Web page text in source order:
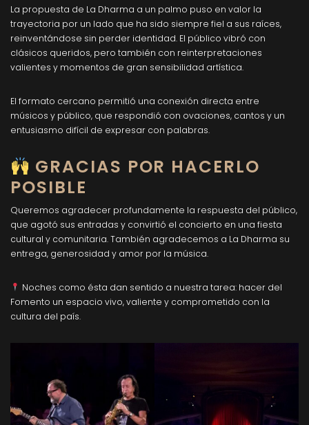
La propuesta de La Dharma a un palmo puso en valor la
trayectoria por un lado que ha sido siempre fiel a sus raíces,
reinventándose sin perder identidad. El público vibró con
clásicos queridos, pero también con reinterpretaciones
valientes y momentos de gran sensibilidad artística.
El formato cercano permitió una conexión directa entre
músicos y público, que respondió con ovaciones, cantos y un
entusiasmo difícil de expresar con palabras.
GRACIAS POR HACERLO
POSIBLE
Queremos agradecer profundamente la respuesta del público,
que agotó sus entradas y convirtió el concierto en una fiesta
cultural y comunitaria. También agradecemos a La Dharma su
entrega, generosidad y amor por la música.
Noches como ésta dan sentido a nuestra tarea: hacer del
Fomento un espacio vivo, valiente y comprometido con la
cultura del país.